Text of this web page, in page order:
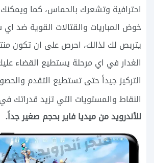
احترافية وتشعرك بالحماس، كما
خوض المباريات والقتالات القوية ضد
يتربص لك لذالك، احرص على ان تكون
الغدار في اي مرحلة يستطيع القضاء
التركيز جيداً حتى تستطيع التقدم
النقاط والمستويات التي تزيد قدراتك في
للأندرويد من ميديا فاير بحجم صغير جداً.